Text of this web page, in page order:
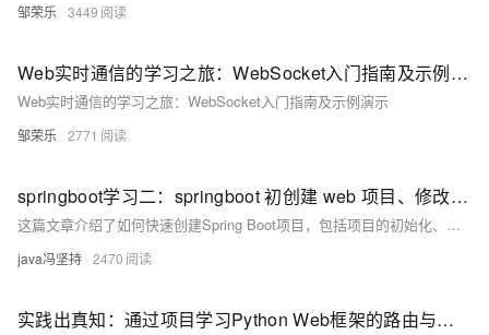
邹荣乐 3449
Web实时通信的学习之旅：WebSocket入门指南及示例演示
Web实时通信的学习之旅：WebSocket入门指南及示例演示
邹荣乐 2771
springboot学习二：springboot 初创建 web 项目、修改banner、热部署插件、切换运行环境、springboot参数配置，打包项目并测试成功
这篇文章介绍了如何快速创建Spring Boot项目，包括项目的初始化、结构、打包部署、修改启动Banner、热部署、环境切换和参数配置等基础操作。
java冯坚持 2470
实践出真知：通过项目学习Python Web框架的路由与中间件设计